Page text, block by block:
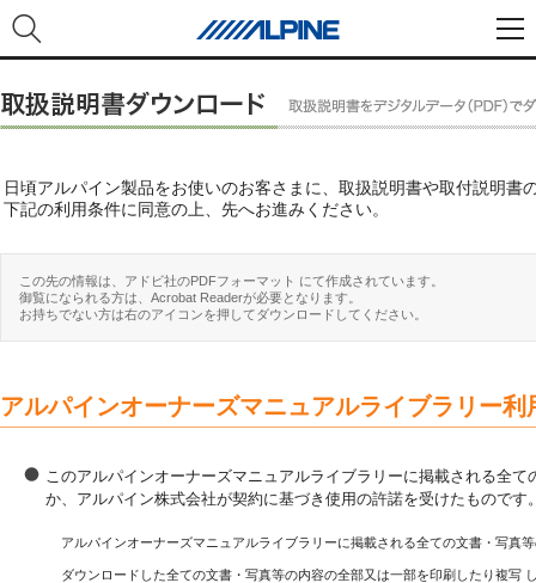
日頃アルパイン製品をお使いのお客さまに、取扱説明書や取付説明書
下記の利用条件に同意の上、先へお進みください。
この先の情報は、アドビ社のPDFフォーマット にて作成されています。
御覧になられる方は、Acrobat Readerが必要となります。
お持ちでない方は右のアイコンを押してダウンロードしてください。
アルパインオーナーズマニュアルライブラリー利
このアルパインオーナーズマニュアルライブラリーに掲載される全
か、アルパイン株式会社が契約に基づき使用の許諾を受けたもので
アルパインオーナーズマニュアルライブラリーに掲載される全ての文書・写真
ダウンロードした全ての文書・写真等の内容の全部又は一部を印刷したり複写